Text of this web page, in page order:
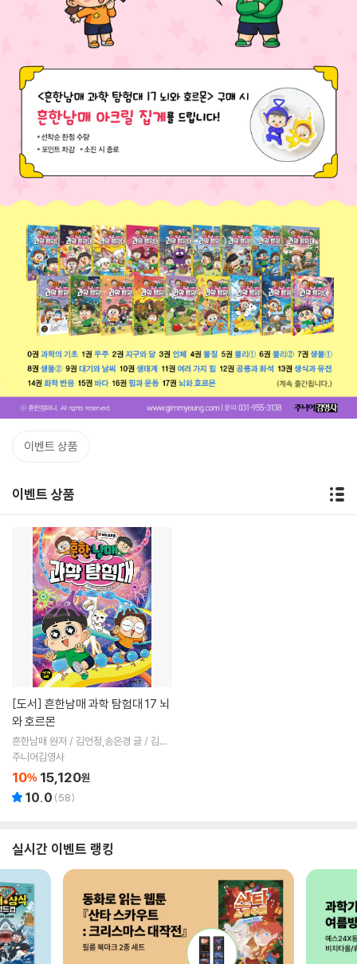
이벤트 상품
이벤트 상품
[도서]
와 호르몬
흔한남매 원저 / 김언정,송은경 글 / 김덕
영 그림 / 권경아 감수
주니어김영사
10% 15,120원
10.0 (58)
실시간 이벤트 랭킹